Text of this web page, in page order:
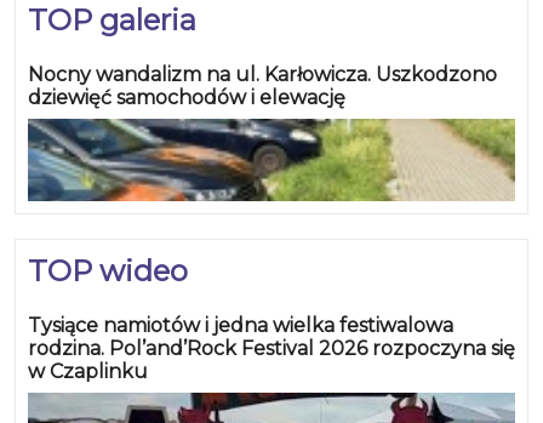
TOP galeria
Nocny wandalizm na ul. Karłowicza. Uszkodzono
dziewięć samochodów i elewację
TOP wideo
Tysiące namiotów i jedna wielka festiwalowa
rodzina. Pol’and’Rock Festival 2026 rozpoczyna się
w Czaplinku